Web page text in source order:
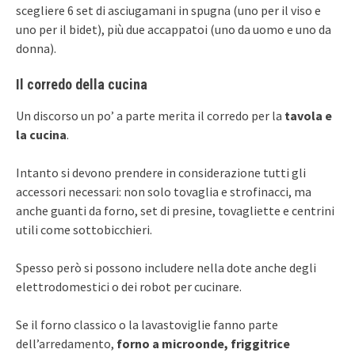
scegliere 6 set di asciugamani in spugna (uno per il viso e
uno per il bidet), più due accappatoi (uno da uomo e uno da
donna).
Il corredo della cucina
Un discorso un po’ a parte merita il corredo per la tavola e
la cucina.
Intanto si devono prendere in considerazione tutti gli
accessori necessari: non solo tovaglia e strofinacci, ma
anche guanti da forno, set di presine, tovagliette e centrini
utili come sottobicchieri.
Spesso però si possono includere nella dote anche degli
elettrodomestici o dei robot per cucinare.
Se il forno classico o la lavastoviglie fanno parte
dell’arredamento, forno a microonde, friggitrice